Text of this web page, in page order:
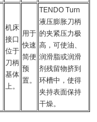
机床
接口
位于
刀柄
基体
上。
用于
快速
简便
预
置。
TENDO Turn
液压膨胀刀柄
的夹紧压力极
高，可使油、
润滑脂或润滑
剂残留物挤到
环槽中，使得
夹持表面保持
干燥。